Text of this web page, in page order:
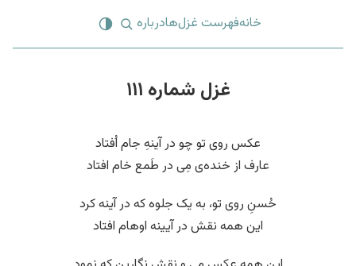
خانهفهرست غزل‌هادرباره
غزل شماره ۱۱۱
عکس روی تو چو در آینهِ جام اُفتاد
عارف از خنده‌ی مِی در طَمع خام افتاد
حُسنِ روی تو، به یک جلوه که در آینه کرد
این همه نقش در آیینه اوهام افتاد